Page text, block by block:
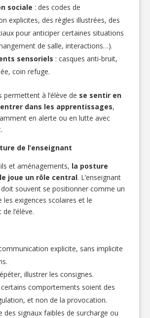
sociale : des codes de
explicites, des règles illustrées, des
pour anticiper certaines situations
de salle, interactions…).
sensoriels : casques anti-bruit,
coin refuge.
permettent à l’élève de se sentir en
dans les apprentissages,
en alerte ou en lutte avec
de l’enseignant
et aménagements, la posture
joue un rôle central. L’enseignant
doit souvent se positionner comme un
exigences scolaires et le
l’élève.
explicite, sans implicite
illustrer les consignes.
comportements soient des
et non de la provocation.
des signaux faibles de surcharge ou